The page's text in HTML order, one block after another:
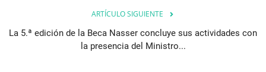
ARTÍCULO SIGUIENTE
La 5.ª edición de la Beca Nasser concluye sus actividades con
la presencia del Ministro...